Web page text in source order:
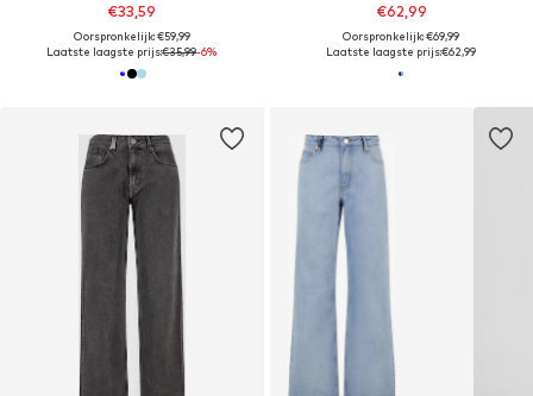
€33,59
Oorspronkelijk: €59,99
Laatste laagste prijs:€35,99-6%
€62,99
Oorspronkelijk: €69,99
Laatste laagste prijs:€62,99